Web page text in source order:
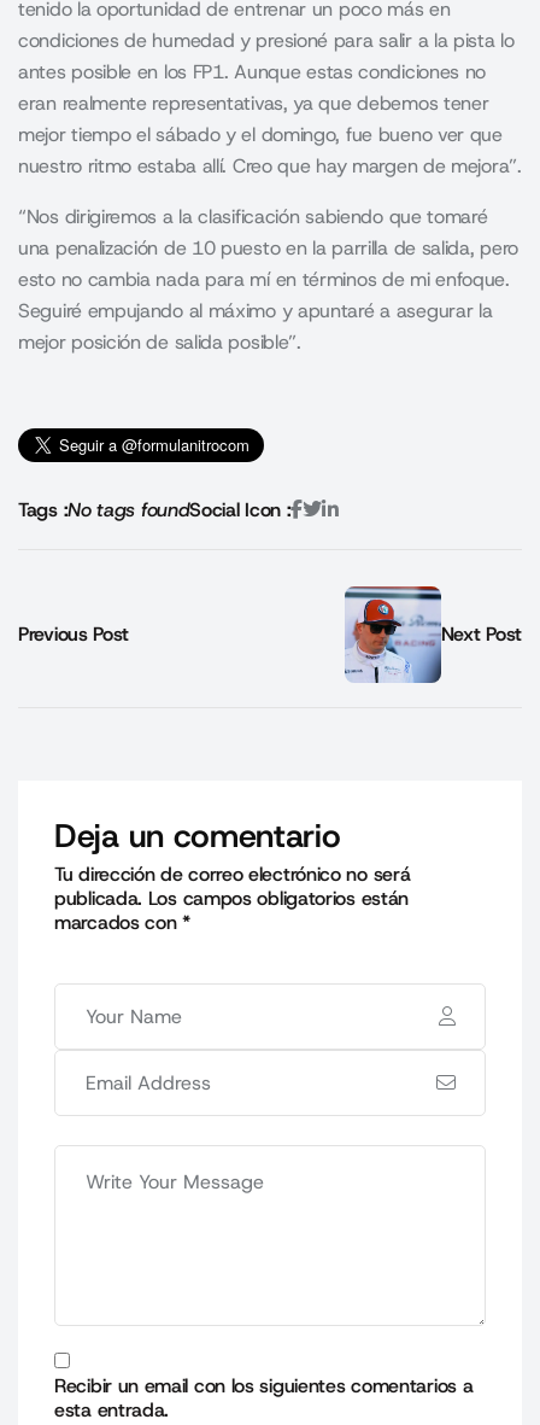
tenido la oportunidad de entrenar un poco más en
condiciones de humedad y presioné para salir a la pista lo
antes posible en los FP1.Aunque estas condiciones no
eran realmente representativas, ya que debemos tener
mejor tiempo el sábado y el domingo, fue bueno ver que
nuestro ritmo estaba allí. Creo que hay margen de mejora”.
“Nos dirigiremos a la clasificación sabiendo que tomaré
una penalización de 10 puesto en la parrilla de salida, pero
esto no cambia nada para mí en términos de mi enfoque.
Seguiré empujando al máximo y apuntaré a asegurar la
mejor posición de salida posible”.
Tags :No tags foundSocial Icon :
Previous Post Next Post
Deja un comentario
Tu dirección de correo electrónico no será
publicada. Los campos obligatorios están
marcados con*
Recibir un email con los siguientes comentarios a
esta entrada.